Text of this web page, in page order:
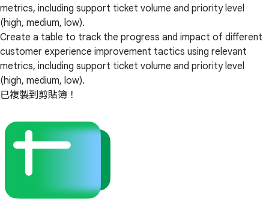
metrics, including support ticket volume and priority level
(high, medium, low).
Create a table to track the progress and impact of different
customer experience improvement tactics using relevant
metrics, including support ticket volume and priority level
(high, medium, low).
已複製到剪貼簿！